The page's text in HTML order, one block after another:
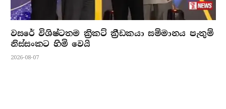
වසරේ විශිෂ්ටතම ක්‍රිකට් ක්‍රීඩකයා සම්මානය පැතුම්
නිස්සංකට හිමි වෙයි
2026-08-07